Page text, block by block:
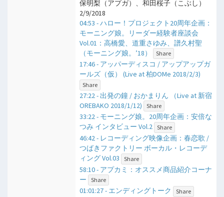
保明梨（アプガ）、和田桜子（こぶし）
2/9/2018
04:53 - ハロー！プロジェクト20周年企画：
モーニング娘。リーダー経験者座談会
Vol.01：高橋愛、道重さゆみ、譜久村聖
（モーニング娘。’18）
Share
17:46 - アッパーディスコ / アップアップガ
ールズ（仮） (Live at 柏DOMe 2018/2/3)
Share
27:22 - 出発の鐘 / おかまりん （Live at 新宿
OREBAKO 2018/1/12)
Share
33:22 - モーニング娘。20周年企画：安倍な
つみ インタビュー Vol.2 Share
46:42 - レコーディング映像企画：春恋歌 /
つばきファクトリー ボーカル・レコーデ
ィング Vol.03
Share
58:10 - アプカミ：オススメ商品紹介コーナ
ー
Share
01:01:27 - エンディングトーク Share